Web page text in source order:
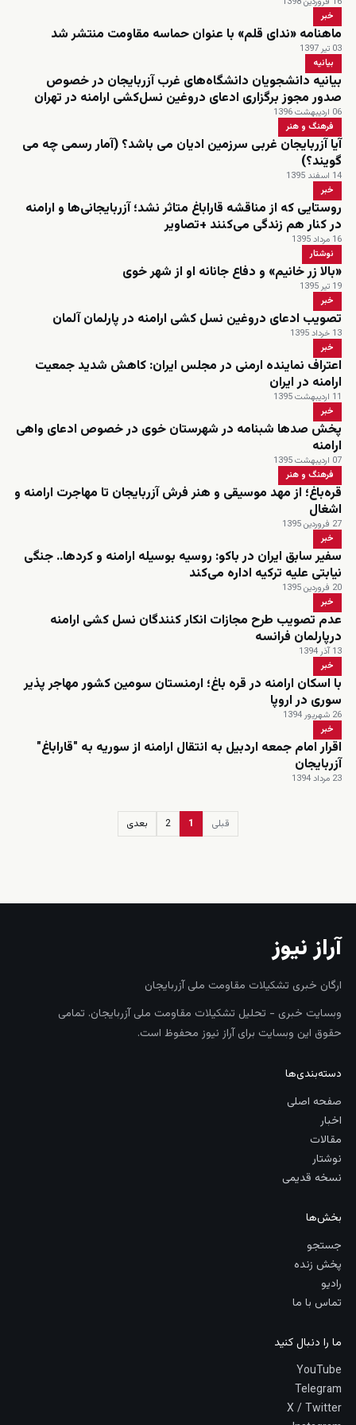
خبر
ماهنامه «ندای قلم» با عنوان حماسه مقاومت منتشر شد
03 تیر 1397
بیانیه
بیانیه دانشجویان دانشگاه‌های غرب آزربایجان در خصوص
صدور مجوز برگزاری ادعای دروغین نسل‌کشی ارامنه در تهران
06 اردیبهشت 1396
فرهنگ و هنر
آیا آزربایجان غربی سرزمین ادیان می باشد؟ (آمار رسمی چه می
گویند؟)
14 اسفند 1395
خبر
روستایی که از مناقشه قاراباغ متاثر نشد؛ آزربایجانی‌ها و ارامنه
در کنار هم زندگی می‌کنند +تصاویر
16 مرداد 1395
نوشتار
«بالا زر خانیم» و دفاع جانانه او از شهر خوی
19 تیر 1395
خبر
تصویب ادعای دروغین نسل کشی ارامنه در پارلمان آلمان
13 خرداد 1395
خبر
اعتراف نماینده ارمنی در مجلس ایران: کاهش شدید جمعیت
ارامنه در ایران
11 اردیبهشت 1395
خبر
پخش صدها شبنامه در شهرستان خوی در خصوص ادعای واهی
ارامنه
07 اردیبهشت 1395
فرهنگ و هنر
قره‌باغ؛ از مهد موسیقی و هنر فرش آزربایجان تا مهاجرت ارامنه و
اشغال
27 فروردین 1395
خبر
سفیر سابق ایران در باکو: روسیه بوسیله ارامنه و کردها.. جنگی
نیابتی علیه ترکیه اداره می‌کند
20 فروردین 1395
خبر
عدم تصویب طرح مجازات انکار کنندگان نسل کشی ارامنه
درپارلمان فرانسه
13 آذر 1394
خبر
با اسکان ارامنه در قره باغ؛ ارمنستان سومین کشور مهاجر پذیر
سوری در اروپا
26 شهریور 1394
خبر
اقرار امام جمعه اردبیل به انتقال ارامنه از سوریه به "قاراباغ"
آزربایجان
23 مرداد 1394
قبلی 1
2 بعدی
آراز نیوز
ارگان خبری تشکیلات مقاومت ملی آزربایجان
وبسایت خبری - تحلیل تشکیلات مقاومت ملی آزربایجان. تمامی
حقوق این وبسایت برای آراز نیوز محفوظ است.
دسته‌بندی‌ها
صفحه اصلی
اخبار
مقالات
نوشتار
نسخه قدیمی
بخش‌ها
جستجو
پخش زنده
رادیو
تماس با ما
ما را دنبال کنید
YouTube
Telegram
X / Twitter